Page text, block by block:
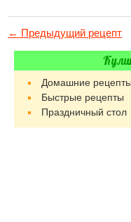
← Предыдущий рецепт
Домашние рецепты
Быстрые рецепты
Праздничный стол